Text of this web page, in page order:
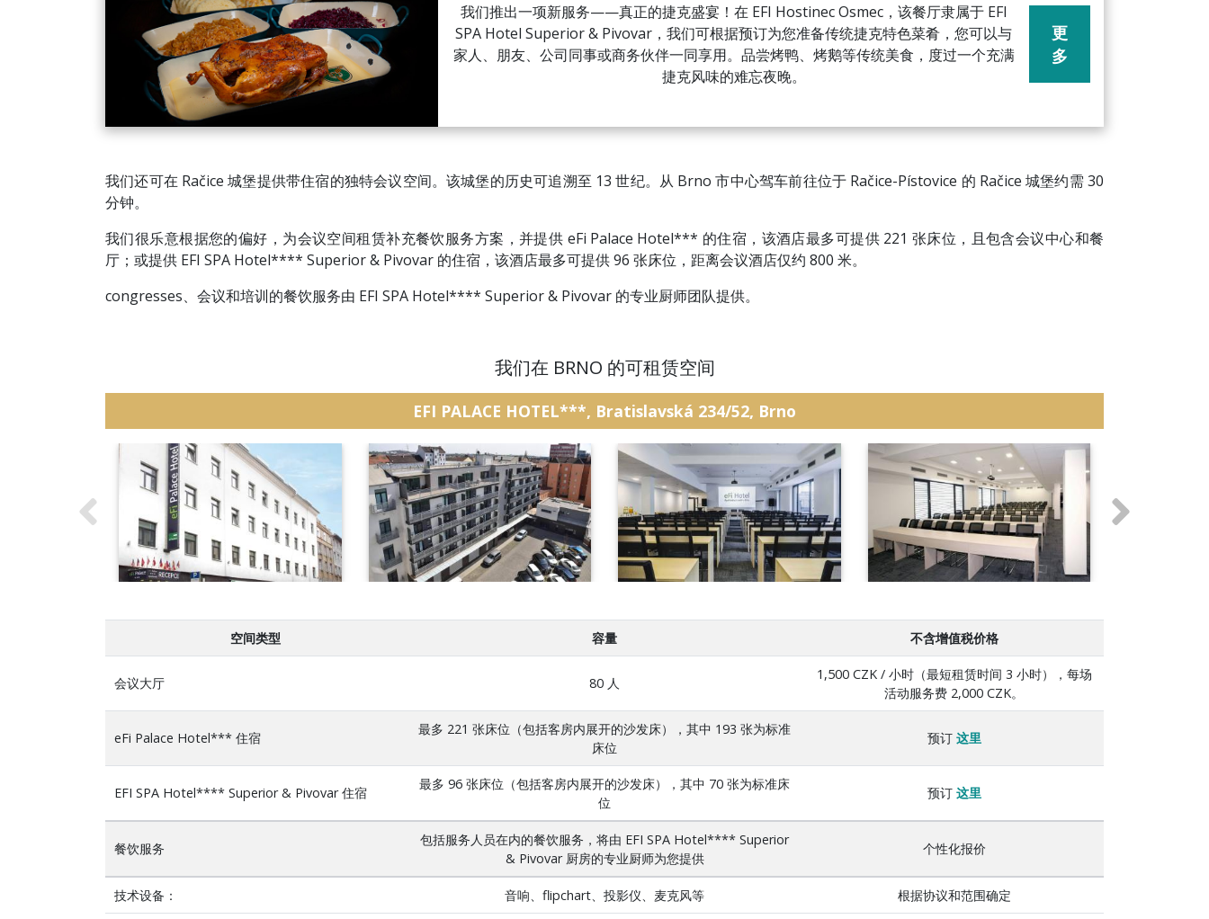
我们推出一项新服务——真正的捷克盛宴！在 EFI Hostinec Osmec，该餐厅隶属于 EFI
SPA Hotel Superior & Pivovar，我们可根据预订为您准备传统捷克特色菜肴，您可以与
家人、朋友、公司同事或商务伙伴一同享用。品尝烤鸭、烤鹅等传统美食，度过一个充满
捷克风味的难忘夜晚。
更
多
我们还可在 Račice 城堡提供带住宿的独特会议空间。该城堡的历史可追溯至 13 世纪。从 Brno 市中心驾车前往位于 Račice-Pístovice 的 Račice 城堡约需 30
分钟。
我们很乐意根据您的偏好，为会议空间租赁补充餐饮服务方案，并提供 eFi Palace Hotel*** 的住宿，该酒店最多可提供 221 张床位，且包含会议中心和餐
厅；或提供 EFI SPA Hotel**** Superior & Pivovar 的住宿，该酒店最多可提供 96 张床位，距离会议酒店仅约 800 米。
congresses、会议和培训的餐饮服务由 EFI SPA Hotel**** Superior & Pivovar 的专业厨师团队提供。
我们在 BRNO 的可租赁空间
EFI PALACE HOTEL***, Bratislavská 234/52, Brno
空间类型 容量 不含增值税价格
会议大厅 80 人
1,500 CZK / 小时（最短租赁时间 3 小时），每场
活动服务费 2,000 CZK。
eFi Palace Hotel*** 住宿
最多 221 张床位（包括客房内展开的沙发床），其中 193 张为标准
床位
预订 这里
EFI SPA Hotel**** Superior & Pivovar 住宿
最多 96 张床位（包括客房内展开的沙发床），其中 70 张为标准床
位
预订 这里
餐饮服务
包括服务人员在内的餐饮服务，将由 EFI SPA Hotel**** Superior
& Pivovar 厨房的专业厨师为您提供
个性化报价
技术设备： 音响、flipchart、投影仪、麦克风等 根据协议和范围确定